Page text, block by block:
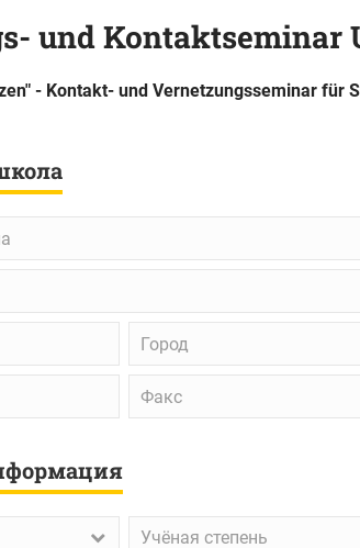
und Kontaktseminar
- Kontakt- und Vernetzungsseminar
Город
Факс
Учёная
Учёная степень